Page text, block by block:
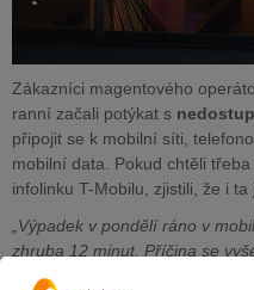
Zákazníci magentového
ranní začali potýkat s
připojit se k mobilní síti,
mobilní data. Pokud chtěli
infolinku T-Mobilu, zjistili, že i ta
„Výpadek v pondělí ráno v
zhruba 12 minut. Příčina se
DDoS útok. Vysílače do